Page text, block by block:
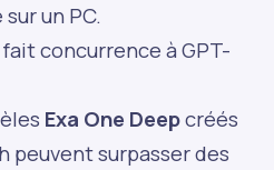
un PC.
fait concurrence à GPT-
Exa One Deepcréés
peuvent surpasser des